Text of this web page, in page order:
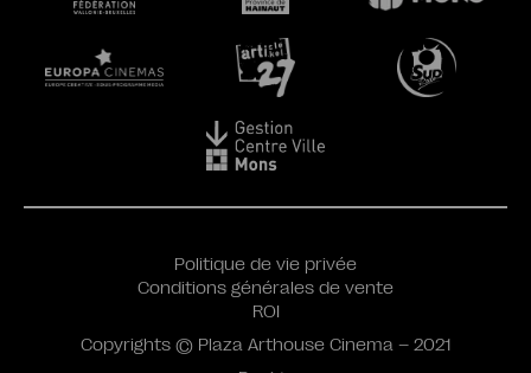
Politique de vie privée
Conditions générales de vente
ROI
Copyrights © Plaza Arthouse Cinema – 2021